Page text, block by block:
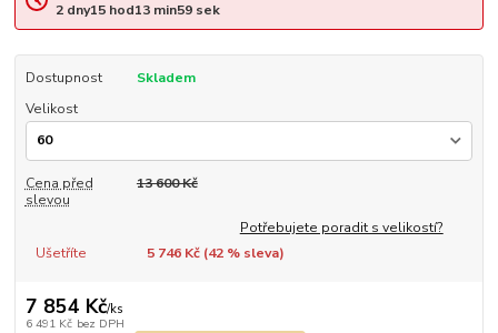
2 dny15hod13min58sek
Dostupnost
Skladem
Velikost
Cena před
slevou
13 600 Kč
Potřebujete poradit s velikostí?
Ušetříte
5 746 Kč (42% sleva)
7 854 Kč/ks
6 491 Kč bez DPH